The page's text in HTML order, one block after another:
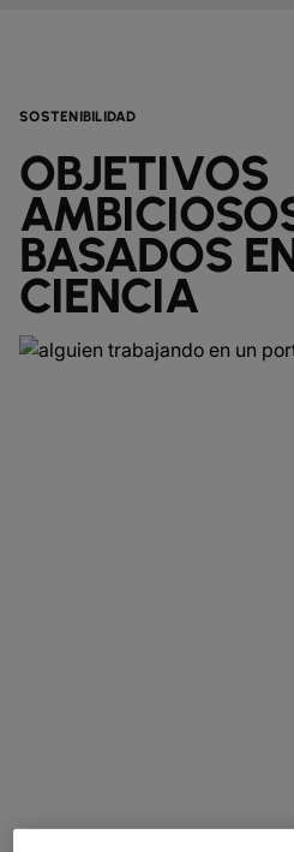
SOSTENIBILIDAD
OBJETIVOS
BASADOS
CIENCIA